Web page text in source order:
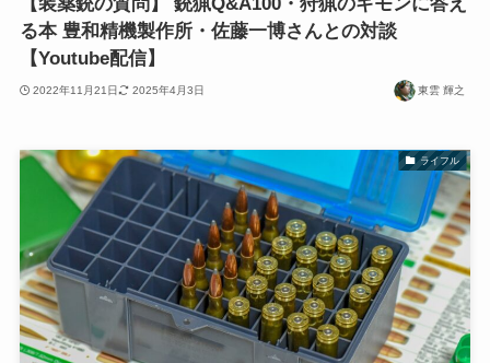
【装薬銃の質問】 銃猟Q&A100・狩猟のギモンに答え
る本 豊和精機製作所・佐藤一博さんとの対談
【Youtube配信】
2022年11月21日 2025年4月3日 東雲 輝之
ライフル